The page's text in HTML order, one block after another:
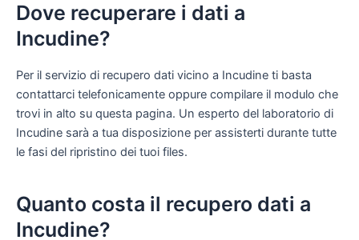
Dove recuperare i dati a
Incudine?
Per il servizio di recupero dati vicino a Incudine ti basta
contattarci telefonicamente oppure compilare il modulo che
trovi in alto su questa pagina. Un esperto del laboratorio di
Incudine sarà a tua disposizione per assisterti durante tutte
le fasi del ripristino dei tuoi files.
Quanto costa il recupero dati a
Incudine?